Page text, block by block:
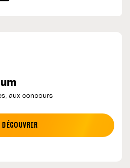
aux concours
DÉCOUVRIR